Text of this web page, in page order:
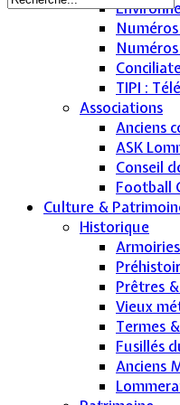
TIPI :
Associations
Anciens
ASK
Conseil
Football
Culture &
Historique
Prêtres
Vieux
Termes
Fusillés
Anciens